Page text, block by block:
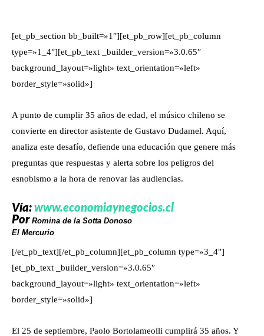
[et_pb_section bb_built=»1″][et_pb_row][et_pb_column
type=»1_4″][et_pb_text _builder_version=»3.0.65″
background_layout=»light» text_orientation=»left»
border_style=»solid»]
A punto de cumplir 35 años de edad, el músico chileno se
convierte en director asistente de Gustavo Dudamel. Aquí,
analiza este desafío, defiende una educación que genere más
preguntas que respuestas y alerta sobre los peligros del
esnobismo a la hora de renovar las audiencias.
Vía: www.economiaynegocios.cl
Por Romina de la Sotta Donoso
El Mercurio
[/et_pb_text][/et_pb_column][et_pb_column type=»3_4″]
[et_pb_text _builder_version=»3.0.65″
background_layout=»light» text_orientation=»left»
border_style=»solid»]
El 25 de septiembre, Paolo Bortolameolli cumplirá 35 años. Y